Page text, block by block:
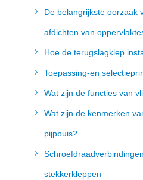
De belangrijkste oorzaak
afdichten van
Hoe de terugslagklep
Toepassing-en
Wat zijn de functies van
Wat zijn de kenmerken
pijpbuis?
stekkerkleppen